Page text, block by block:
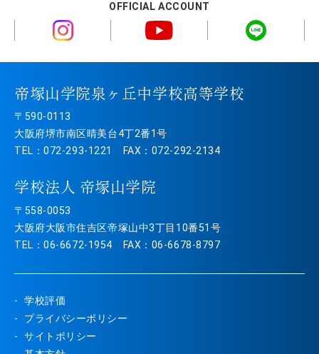
OFFICIAL ACCOUNT
帝塚山学院泉ヶ丘中学校高等学校
〒590-0113
大阪府堺市南区晴美台4丁2番1号
TEL：072-293-1221 FAX：072-292-2134
学校法人 帝塚山学院
〒558-0053
大阪府大阪市住吉区帝塚山中3丁目10番51号
TEL：06-6672-1954 FAX：06-6678-8797
学校評価
プライバシーポリシー
サイトポリシー